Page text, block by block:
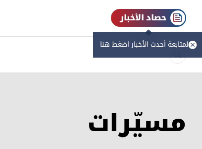
حصاد الأخبار
لمتابعة أحدث الأخبار اضغط هنا
مسيّرات